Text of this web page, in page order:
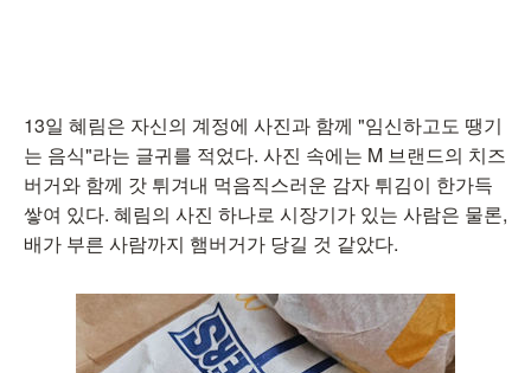
13일 혜림은 자신의 계정에 사진과 함께 "임신하고도 땡기
는 음식"라는 글귀를 적었다. 사진 속에는 M 브랜드의 치즈
버거와 함께 갓 튀겨내 먹음직스러운 감자 튀김이 한가득
쌓여 있다. 혜림의 사진 하나로 시장기가 있는 사람은 물론,
배가 부른 사람까지 햄버거가 당길 것 같았다.